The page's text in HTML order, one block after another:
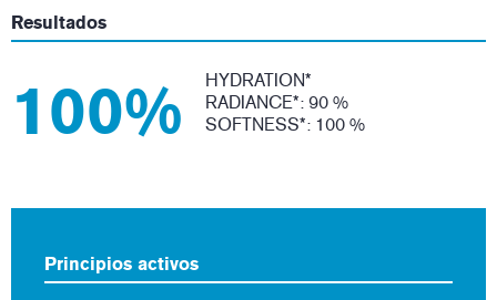
Resultados
100%
HYDRATION*
RADIANCE*: 90 %
SOFTNESS*: 100 %
Principios activos